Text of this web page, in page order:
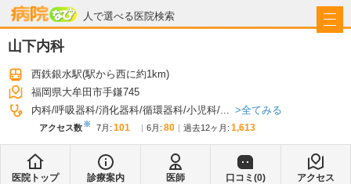
人で選べる医院検索
病院なび
山下内科
西鉄銀水駅(駅から西に約1km)
福岡県大牟田市手鎌745
内科 呼吸器科 消化器科 循環器科 小児科 ... 全てみる
アクセス数※ 7月 : 101 6月 : 80 過去12ヶ月: 1,613
医院トップ 診療案内 医師 口コミ(0) アクセス